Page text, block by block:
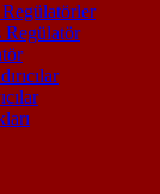
Regülatör